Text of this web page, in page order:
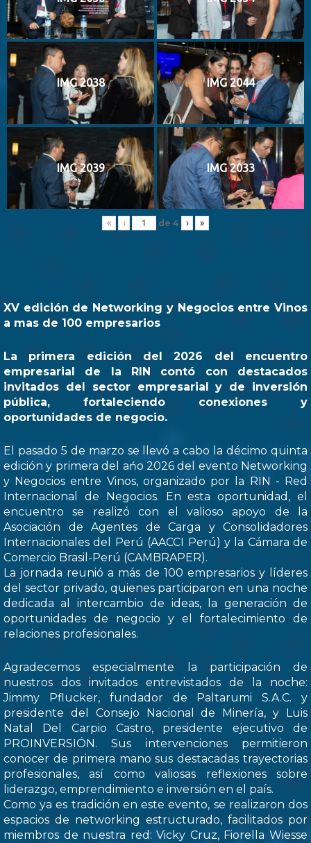
IMG 2038 IMG 2044
IMG 2039 IMG 2033
« ‹ de 4 › »
XV edición de Networking y Negocios entre Vinos
a mas de 100 empresarios
La primera edición del 2026 del encuentro
empresarial de la RIN contó con destacados
invitados del sector empresarial y de inversión
pública, fortaleciendo conexiones y
oportunidades de negocio.
El pasado 5 de marzo se llevó a cabo la décimo quinta
edición y primera del ańo 2026 del evento Networking
y Negocios entre Vinos, organizado por la RIN - Red
Internacional de Negocios. En esta oportunidad, el
encuentro se realizó con el valioso apoyo de la
Asociación de Agentes de Carga y Consolidadores
Internacionales del Perú (AACCI Perú) y la Cámara de
Comercio Brasil-Perú (CAMBRAPER).
La jornada reunió a más de 100 empresarios y líderes
del sector privado, quienes participaron en una noche
dedicada al intercambio de ideas, la generación de
oportunidades de negocio y el fortalecimiento de
relaciones profesionales.
Agradecemos especialmente la participación de
nuestros dos invitados entrevistados de la noche:
Jimmy Pflucker, fundador de Paltarumi S.A.C. y
presidente del Consejo Nacional de Minería, y Luis
Natal Del Carpio Castro, presidente ejecutivo de
PROINVERSIÓN. Sus intervenciones permitieron
conocer de primera mano sus destacadas trayectorias
profesionales, así como valiosas reflexiones sobre
liderazgo, emprendimiento e inversión en el país.
Como ya es tradición en este evento, se realizaron dos
espacios de networking estructurado, facilitados por
miembros de nuestra red: Vicky Cruz, Fiorella Wiesse